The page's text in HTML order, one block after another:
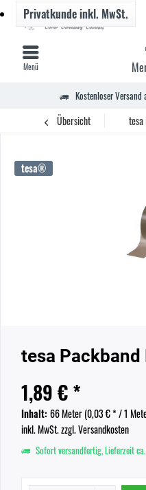
Kostenloser
Privatkundeinkl. MwSt.
Menü
Übersicht
tesa®
tesa
1,89 € *
Inhalt: 66 Meter (0,03 €* / 1
inkl. MwSt.zzgl. Versandkosten
Sofort versandfertig, Lieferzeit